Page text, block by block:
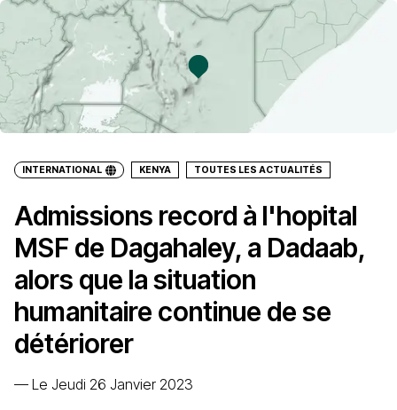
INTERNATIONAL KENYA TOUTES LES ACTUALITÉS
Admissions record à l'hopital
MSF de Dagahaley, a Dadaab,
alors que la situation
humanitaire continue de se
détériorer
— Le Jeudi 26 Janvier 2023